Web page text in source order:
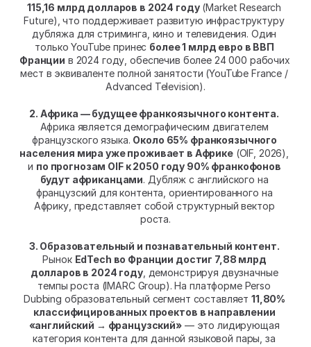
115,16 млрд долларов в 2024 году (Market Research
Future), что поддерживает развитую инфраструктуру
дубляжа для стриминга, кино и телевидения. Один
только YouTube принес более 1 млрд евро в ВВП
Франции в 2024 году, обеспечив более 24 000 рабочих
мест в эквиваленте полной занятости (YouTube France /
Advanced Television).
2. Африка — будущее франкоязычного контента.
Африка является демографическим двигателем
французского языка. Около 65% франкоязычного
населения мира уже проживает в Африке (OIF, 2026),
и по прогнозам OIF к 2050 году 90% франкофонов
будут африканцами. Дубляж с английского на
французский для контента, ориентированного на
Африку, представляет собой структурный вектор
роста.
3. Образовательный и познавательный контент.
Рынок EdTech во Франции достиг 7,88 млрд
долларов в 2024 году, демонстрируя двузначные
темпы роста (IMARC Group). На платформе Perso
Dubbing образовательный сегмент составляет 11,80%
классифицированных проектов в направлении
«английский → французский» — это лидирующая
категория контента для данной языковой пары, за